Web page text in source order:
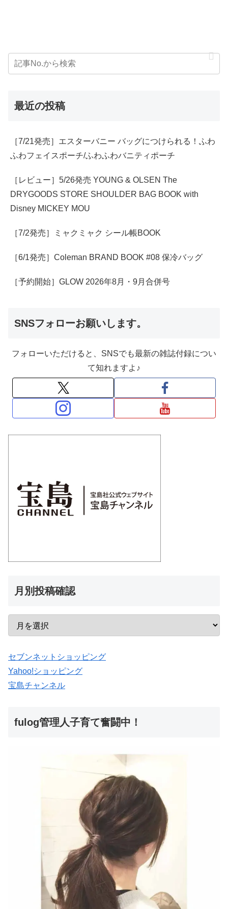
最近の投稿
［7/21発売］エスターバニー バッグにつけられる！ふわ
ふわフェイスポーチ/ふわふわバニティポーチ
［レビュー］5/26発売 YOUNG & OLSEN The
DRYGOODS STORE SHOULDER BAG BOOK with
Disney MICKEY MOU
［7/2発売］ミャクミャク シール帳BOOK
［6/1発売］Coleman BRAND BOOK #08 保冷バッグ
［予約開始］GLOW 2026年8月・9月合併号
SNSフォローお願いします。
フォローいただけると、SNSでも最新の雑誌付録につい
て知れますよ♪
月別投稿確認
セブンネットショッピング
Yahoo!ショッピング
宝島チャンネル
fulog管理人子育て奮闘中！